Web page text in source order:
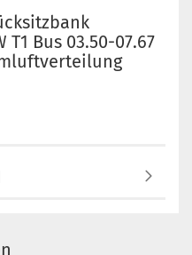
Bus 03.50-07.67